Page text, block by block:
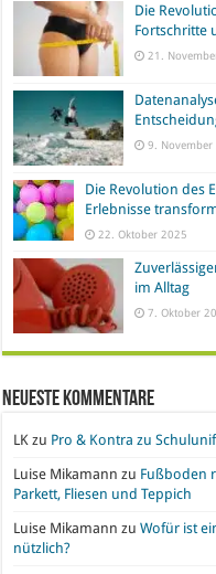
Die
Fortschritte
21.
9. November
Die Revolution des
Erlebnisse
22. Oktober 2025
im Alltag
7. Oktober
Neueste Kommentare
LK zu Pro & Kontra zu
Luise Mikamann zu Fußboden
Parkett, Fliesen und Teppich
Luise Mikamann zuWofür ist
nützlich?